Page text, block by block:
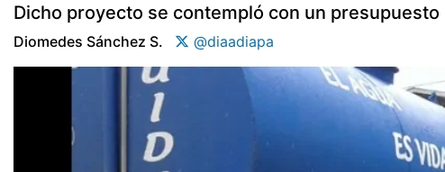
Dicho proyecto se contempló con un
Diomedes Sánchez S. @diaadiapa